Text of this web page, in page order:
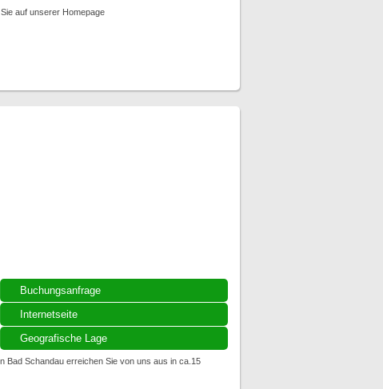
auf unserer Homepage
Buchungsanfrage
Internetseite
Geografische Lage
Bad Schandau erreichen Sie von uns aus in ca.15